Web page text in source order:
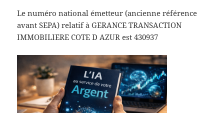
Le numéro national émetteur (ancienne référence
avant SEPA) relatif à GERANCE TRANSACTION
IMMOBILIERE COTE D AZUR est 430937